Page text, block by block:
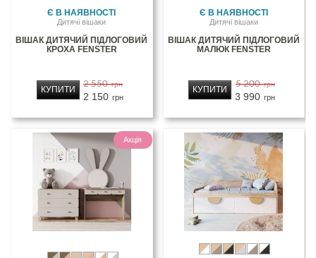
Є В НАЯВНОСТІ
Дитячі вішаки
ВІШАК ДИТЯЧИЙ ПІДЛОГОВИЙ
КРОХА FENSTER
2 550 грн
2 150 грн
КУПИТИ
Є В НАЯВНОСТІ
Дитячі вішаки
ВІШАК ДИТЯЧИЙ ПІДЛОГОВИЙ
МАЛЮК FENSTER
5 200 грн
3 990 грн
КУПИТИ
Акція